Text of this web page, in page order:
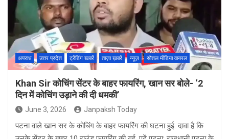
o
k
p
p
अपराध उत्तर प्रदेश ट्रेंडिंग खबरें ताज़ा ख़बरें न्यूज़ सोशल मीडिया वायरल
Khan Sir कोचिंग सेंटर के बाहर फायरिंग, खान सर बोले- ‘2
दिन में कोचिंग उड़ाने की दी धमकी’
June 3, 2026 Janpaksh Today
पटना वाले खान सर के कोचिंग के बाहर फायरिंग की घटना हुई. दावा है कि